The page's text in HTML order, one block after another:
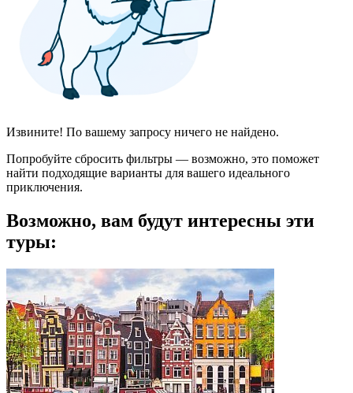
Извините! По вашему запросу ничего не найдено.
Попробуйте сбросить фильтры — возможно, это поможет
найти подходящие варианты для вашего идеального
приключения.
Возможно, вам будут интересны эти
туры: